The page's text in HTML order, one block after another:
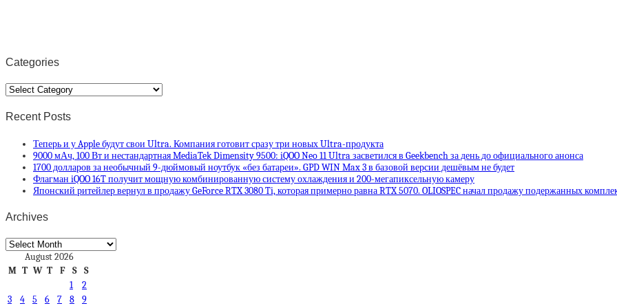
Categories
Categories
Recent Posts
Теперь и у Apple будут свои Ultra. Компания готовит сразу три новых Ultra-продукта
9000 мАч, 100 Вт и нестандартная MediaTek Dimensity 9500: iQOO Neo 11 Ultra засветился в Geekbench за день до официального анонса
1700 долларов за необычный 9-дюймовый ноутбук «без батареи». GPD WIN Max 3 в базовой версии дешёвым не будет
Флагман iQOO 16T получит мощную комбинированную систему охлаждения и 200-мегапиксельную камеру
Японский ритейлер вернул в продажу GeForce RTX 3080 Ti, которая примерно равна RTX 5070. OLIOSPEC начал продажу подержанных
Archives
Archives
August 2026
M T W T F S
S
1
2
3
4 5 6 7 8 9